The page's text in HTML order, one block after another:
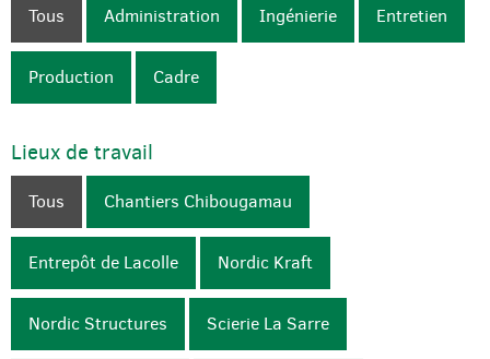
Tous Administration Ingénierie Entretien
Production Cadre
Lieux de travail
Tous Chantiers Chibougamau
Entrepôt de Lacolle Nordic Kraft
Nordic Structures Scierie La Sarre